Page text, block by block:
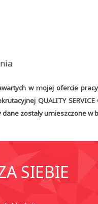
w mojej ofercie
QUALITY
zostały umieszczone w
SIEBIE